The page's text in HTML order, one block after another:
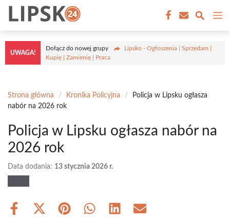
Przejdź
treści
UWAGA!
Dołącz do nowej grupy
Lipsko - Ogłoszenia | Sprzedam |
Kupię | Zamienię | Praca
Strona główna / Kronika Policyjna /
Policja w Lipsku ogłasza
nabór na 2026 rok
Policja w Lipsku ogłasza nabór na
2026 rok
Data dodania: 13 stycznia 2026 r.
Share
Share Share Share Share Share